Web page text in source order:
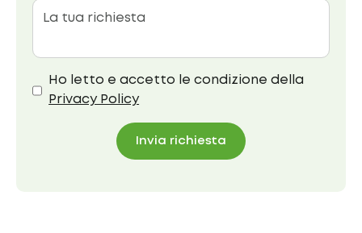
Ho letto e accetto le condizione della
Privacy Policy
Invia richiesta